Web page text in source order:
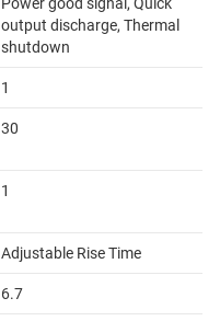
output discharge, Thermal
shutdown
1
30
1
Adjustable Rise Time
6.7